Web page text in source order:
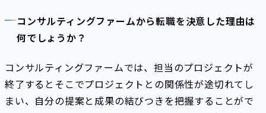
コンサルティングファームから転職を決意した理由は
何でしょうか？
コンサルティングファームでは、担当のプロジェクトが
終了するとそこでプロジェクトとの関係性が途切れてし
まい、自分の提案と成果の結びつきを把握することがで